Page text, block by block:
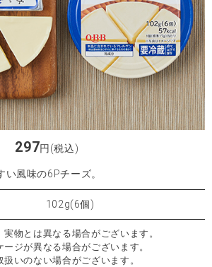
297円(税込)
い風味の6Pチーズ。
102g(6個)
物とは異なる場合がございます。
ジが異なる場合がございます。
いのない場合がございます。